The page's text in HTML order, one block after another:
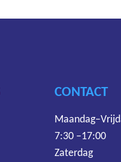
CONTACT
7:30 –17:00
Zaterdag